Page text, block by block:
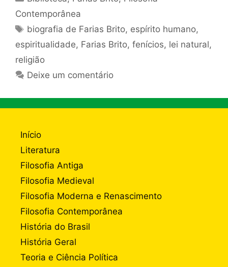
Contemporânea
Tags
biografia de Farias Brito, espírito humano,
espiritualidade, Farias Brito, fenícios, lei natural,
religião
Deixe um comentário
Início
Literatura
Filosofia Antiga
Filosofia Medieval
Filosofia Moderna e Renascimento
Filosofia Contemporânea
História do Brasil
História Geral
Teoria e Ciência Política